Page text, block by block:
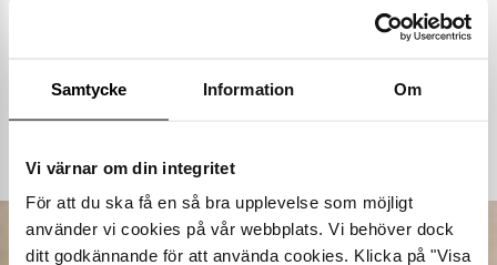
Samtycke Information Om
Vi värnar om din integritet
För att du ska få en så bra upplevelse som möjligt
använder vi cookies på vår webbplats. Vi behöver dock
ditt godkännande för att använda cookies. Klicka på "Visa
Våra noggrant utvalda skovårdsprodukter är skapade för att
skydd mot väder och slitage – vi har allt kan tänkas behöva.